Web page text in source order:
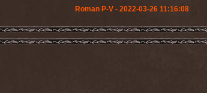
Roman P-V - 2022-03-26 11:16:08